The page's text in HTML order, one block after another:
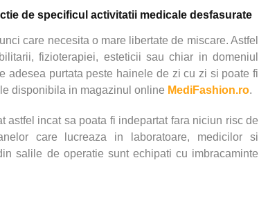
de specificul activitatii medicale desfasurate
care necesita o mare libertate de miscare. Astfel
fizioterapiei, esteticii sau chiar in domeniul
adesea purtata peste hainele de zi cu zi si poate fi
disponibila in magazinul online MediFashion.ro.
astfel incat sa poata fi indepartat fara niciun risc de
care lucreaza in laboratoare, medicilor si
salile de operatie sunt echipati cu imbracaminte